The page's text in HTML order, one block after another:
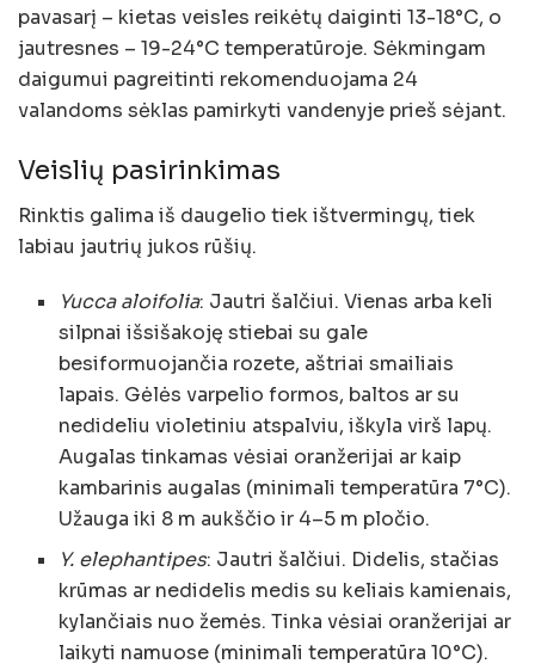
pavasarį – kietas veisles reikėtų daiginti 13-18°C, o
jautresnes – 19-24°C temperatūroje. Sėkmingam
daigumui pagreitinti rekomenduojama 24
valandoms sėklas pamirkyti vandenyje prieš sėjant.
Veislių pasirinkimas
Rinktis galima iš daugelio tiek ištvermingų, tiek
labiau jautrių jukos rūšių.
Yucca aloifolia: Jautri šalčiui. Vienas arba keli
silpnai išsišakoję stiebai su gale
besiformuojančia rozete, aštriai smailiais
lapais. Gėlės varpelio formos, baltos ar su
nedideliu violetiniu atspalviu, iškyla virš lapų.
Augalas tinkamas vėsiai oranžerijai ar kaip
kambarinis augalas (minimali temperatūra 7°C).
Užauga iki 8 m aukščio ir 4–5 m pločio.
Y. elephantipes: Jautri šalčiui. Didelis, stačias
krūmas ar nedidelis medis su keliais kamienais,
kylančiais nuo žemės. Tinka vėsiai oranžerijai ar
laikyti namuose (minimali temperatūra 10°C).